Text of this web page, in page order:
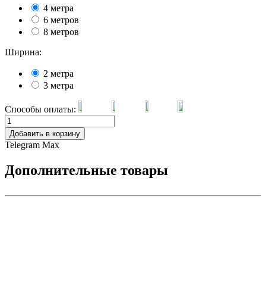
4 метра
6 метров
8 метров
Ширина:
2 метра
3 метра
Способы оплаты:
Добавить в корзину
Telegram Max
Дополнительные товары